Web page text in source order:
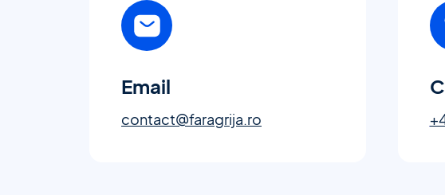
Email
contact@faragrija.ro